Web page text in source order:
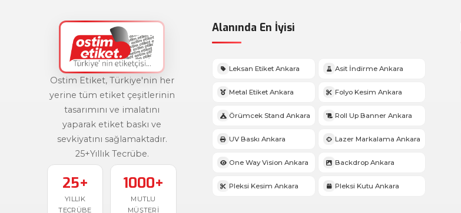
Ostim Etiket, Türkiye'nin her
yerine tüm etiket çeşitlerinin
tasarımını ve imalatını
yaparak etiket baskı ve
sevkiyatını sağlamaktadır.
25+Yıllık Tecrübe.
25+
YILLIK
TECRÜBE
1000+
MUTLU
MÜŞTERI
Alanında En İyisi
Leksan Etiket Ankara Asit İndirme Ankara
Metal Etiket Ankara Folyo Kesim Ankara
Örümcek Stand Ankara Roll Up Banner Ankara
UV Baskı Ankara Lazer Markalama Ankara
One Way Vision Ankara Backdrop Ankara
Pleksi Kesim Ankara Pleksi Kutu Ankara